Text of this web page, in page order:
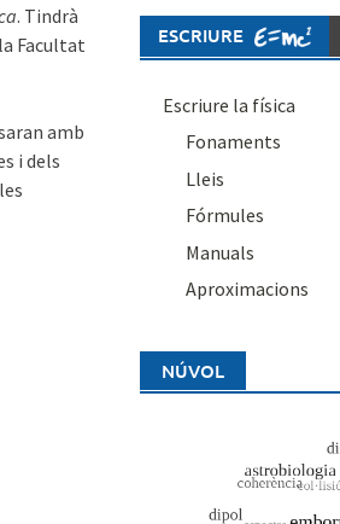
. Tindrà
Facultat
amb
i dels
ESCRIURE
Escriure la física
Fonaments
Lleis
Fórmules
Manuals
Aproximacions
NÚVOL